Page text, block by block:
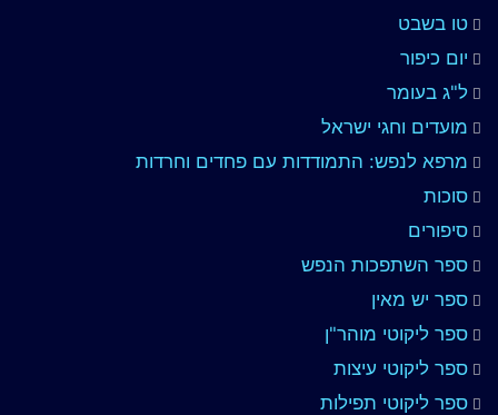
טו בשבט
יום כיפור
ל"ג בעומר
מועדים וחגי ישראל
מרפא לנפש: התמודדות עם פחדים וחרדות
סוכות
סיפורים
ספר השתפכות הנפש
ספר יש מאין
ספר ליקוטי מוהר"ן
ספר ליקוטי עיצות
ספר ליקוטי תפילות